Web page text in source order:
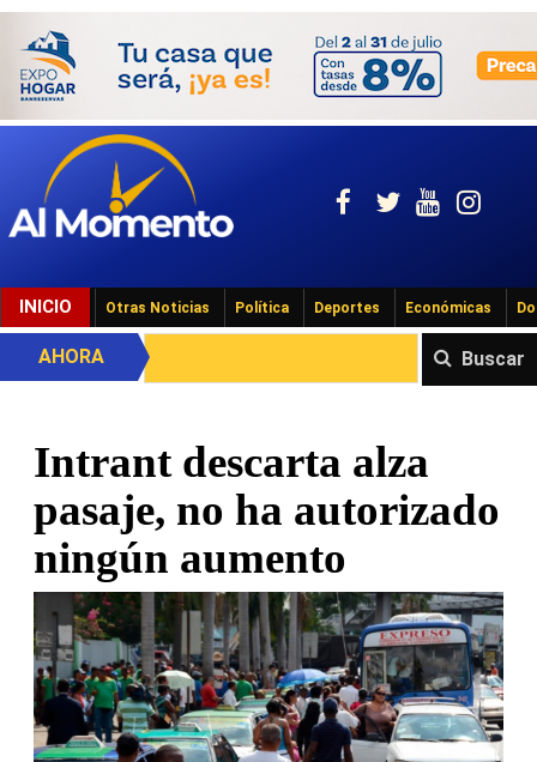
INICIO Otras Noticias Política Deportes Económicas
Buscar
AHORA
Intrant descarta alza
pasaje, no ha autorizado
ningún aumento